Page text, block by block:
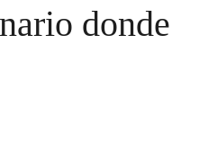
donde